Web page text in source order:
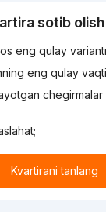
sotib
eng qulay
eng qulay
chegirmalar
Kvartirani tanlang